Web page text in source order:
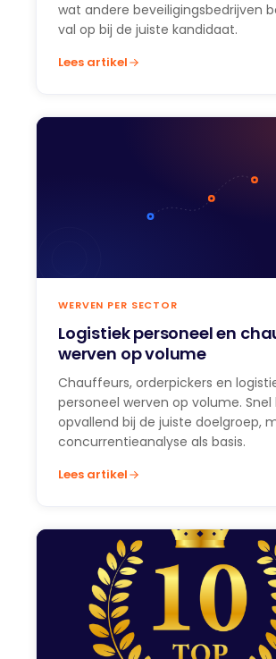
wat andere beveiligingsbedrijven
val op bij de juiste kandidaat.
Lees artikel
WERVEN PER SECTOR
Logistiek personeel en
werven op volume
Chauffeurs, orderpickers en
personeel werven op volume. Snel
opvallend bij de juiste doelgroep,
concurrentieanalyse als basis.
Lees artikel